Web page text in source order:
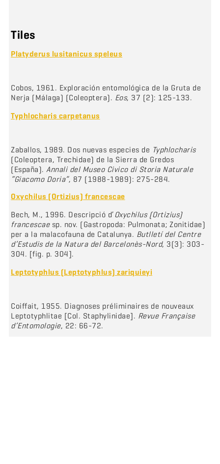
Tiles
Platyderus lusitanicus speleus
Cobos, 1961. Exploración entomológica de la Gruta de
Nerja (Málaga) (Coleoptera). Eos, 37 (2): 125-133.
Typhlocharis carpetanus
Zaballos, 1989. Dos nuevas especies de Typhlocharis
(Coleoptera, Trechidae) de la Sierra de Gredos
(España).Annali del Museo Civico di Storia Naturale
“Giacomo Doria”, 87 (1988-1989): 275-284.
Oxychilus (Ortizius) francescae
Bech, M., 1996. Descripció d’Oxychilus (Ortizius)
francescaesp. nov. (Gastropoda: Pulmonata; Zonitidae)
per a la malacofauna de Catalunya. Butlletí del Centre
d’Estudis de la Natura del Barcelonès-Nord, 3(3): 303-
304. [fig. p. 304].
Leptotyphlus (Leptotyphlus) zariquieyi
Coiffait, 1955. Diagnoses préliminaires de nouveaux
Leptotyphlitae [Col. Staphylinidae]. Revue Française
d’Entomologie, 22: 66-72.